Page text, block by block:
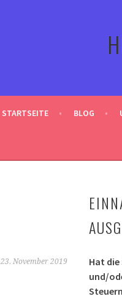
STARTSEITE BLOG
23. November 2019
Hat
und/